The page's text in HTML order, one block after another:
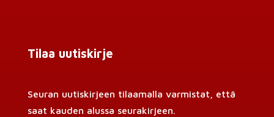
Tilaa uutiskirje
Seuran uutiskirjeen tilaamalla varmistat, että
saat kauden alussa seurakirjeen.